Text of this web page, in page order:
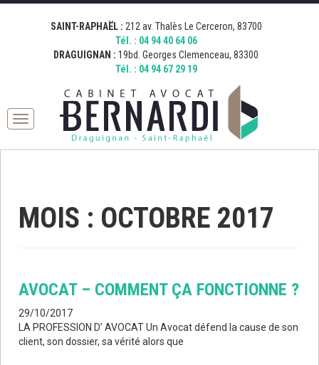
[google_map address="19 Boulevard Georges Clemenceau, 83300
Draguignan, France" zoom="15" desc="AVOCAT BERNARDI
DRAGUIGNAN" icon="http://bernardi.demo.comkwatt.com/wp-
content/uploads/2015/11/icon_map.png" ]
[google_map address="212 Avenue Thalès, 83700 Saint-Raphaël,
France" zoom="15" desc="AVOCAT BERNARDI SAINT RAPHAEL"
icon="http://bernardi.demo.comkwatt.com/wp-
content/uploads/2015/11/icon_map.png" ]
SAINT-RAPHAËL : 212 av. Thalès Le Cerceron, 83700
Tél. : 04 94 40 64 06
DRAGUIGNAN : 19bd. Georges Clemenceau, 83300
Tél. : 04 94 67 29 19
Toggle
MOIS : OCTOBRE 2017
AVOCAT – COMMENT ÇA FONCTIONNE ?
29/10/2017
LA PROFESSION D’ AVOCAT Un Avocat défend la cause de son
client, son dossier, sa vérité alors que